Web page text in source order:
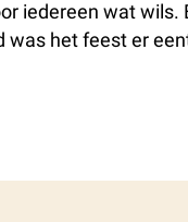
iedereen wat
het feest er